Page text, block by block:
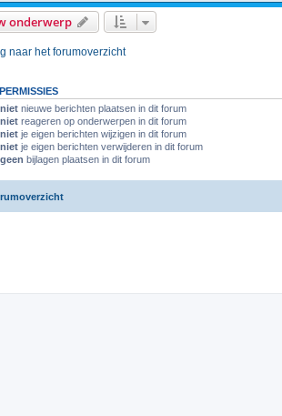
onderwerp
naar het forumoverzicht
nieuwe berichten plaatsen in dit forum
reageren op onderwerpen in dit forum
je eigen berichten wijzigen in dit forum
je eigen berichten verwijderen in dit forum
bijlagen plaatsen in dit forum